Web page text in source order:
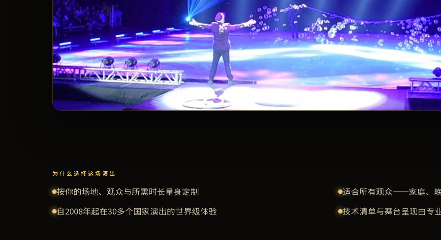
为什么选择这场演出
按你的场地、观众与所需时长量身定制
适合所有观众——家庭、
自2008年起在30多个国家演出的世界级体验
技术清单与舞台呈现由专